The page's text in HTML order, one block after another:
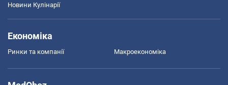
Новини Кулінарії
Економіка
Ринки та компанії Макроекономіка